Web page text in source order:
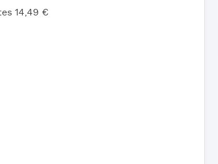
14,49 €